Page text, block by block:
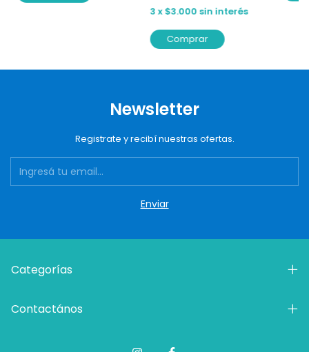
3x$3.000 sin interés
Comprar
Newsletter
Registrate y recibí nuestras ofertas.
Categorías
Contactános